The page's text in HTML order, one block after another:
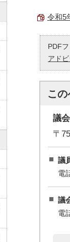
令和5
PDF
アド
こ
議
〒
議
電
議
電